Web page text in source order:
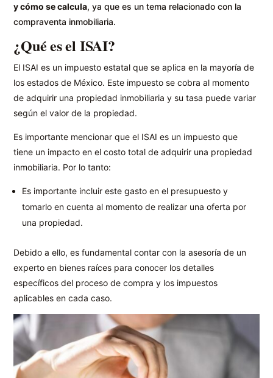
y cómo se calcula, ya que es un tema relacionado con la
compraventa inmobiliaria.
¿Qué es el ISAI?
El ISAI es un impuesto estatal que se aplica en la mayoría de
los estados de México. Este impuesto se cobra al momento
de adquirir una propiedad inmobiliaria y su tasa puede variar
según el valor de la propiedad.
Es importante mencionar que el ISAI es un impuesto que
tiene un impacto en el costo total de adquirir una propiedad
inmobiliaria. Por lo tanto:
Es importante incluir este gasto en el presupuesto y
tomarlo en cuenta al momento de realizar una oferta por
una propiedad.
Debido a ello, es fundamental contar con la asesoría de un
experto en bienes raíces para conocer los detalles
específicos del proceso de compra y los impuestos
aplicables en cada caso.